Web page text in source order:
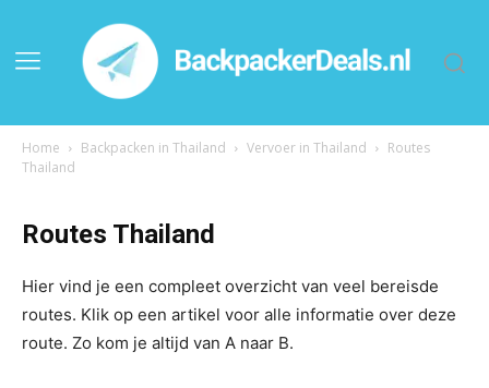
Home Backpacken in Thailand Vervoer in Thailand
Routes
Thailand
Routes Thailand
Hier vind je een compleet overzicht van veel bereisde
routes. Klik op een artikel voor alle informatie over deze
route. Zo kom je altijd van A naar B.